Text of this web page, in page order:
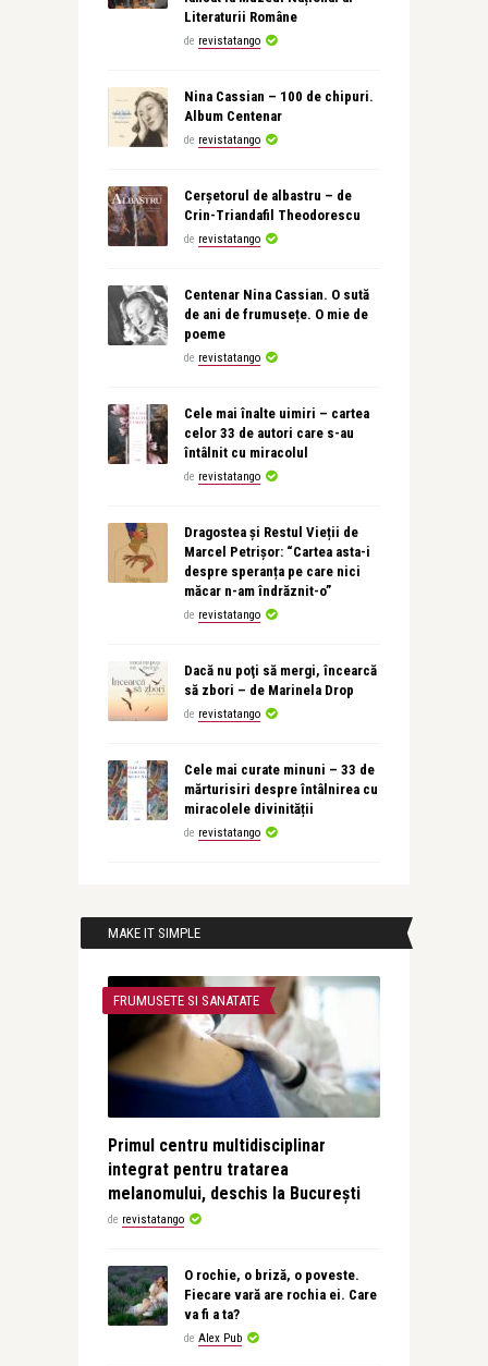
Literaturii Române
de revistatango
Nina Cassian – 100 de chipuri.
Album Centenar
de revistatango
Cerșetorul de albastru – de
Crin-Triandafil Theodorescu
de revistatango
Centenar Nina Cassian. O sută
de ani de frumusețe. O mie de
poeme
de revistatango
Cele mai înalte uimiri – cartea
celor 33 de autori care s-au
întâlnit cu miracolul
de revistatango
Dragostea și Restul Vieții de
Marcel Petrișor: “Cartea asta-i
despre speranța pe care nici
măcar n-am îndrăznit-o”
de revistatango
Dacă nu poţi să mergi, încearcă
să zbori – de Marinela Drop
de revistatango
Cele mai curate minuni – 33 de
mărturisiri despre întâlnirea cu
miracolele divinității
de revistatango
MAKE IT SIMPLE
FRUMUSETE SI SANATATE
Primul centru multidisciplinar
integrat pentru tratarea
melanomului, deschis la București
de revistatango
O rochie, o briză, o poveste.
Fiecare vară are rochia ei. Care
va fi a ta?
de Alex Pub